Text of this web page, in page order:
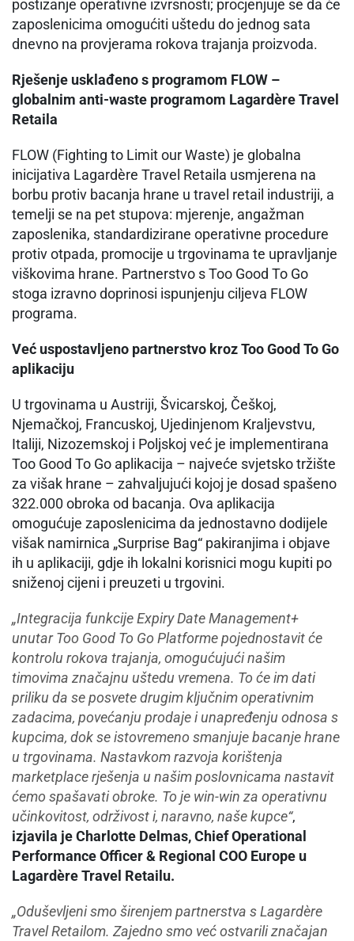
postizanje operativne izvrsnosti; procjenjuje se da će
zaposlenicima omogućiti uštedu do jednog sata
dnevno na provjerama rokova trajanja proizvoda.
Rješenje usklađeno s programom FLOW –
globalnim anti-waste programom Lagardère Travel
Retaila
FLOW (Fighting to Limit our Waste) je globalna
inicijativa Lagardère Travel Retaila usmjerena na
borbu protiv bacanja hrane u travel retail industriji, a
temelji se na pet stupova: mjerenje, angažman
zaposlenika, standardizirane operativne procedure
protiv otpada, promocije u trgovinama te upravljanje
viškovima hrane. Partnerstvo s Too Good To Go
stoga izravno doprinosi ispunjenju ciljeva FLOW
programa.
Već uspostavljeno partnerstvo kroz Too Good To Go
aplikaciju
U trgovinama u Austriji, Švicarskoj, Češkoj,
Njemačkoj, Francuskoj, Ujedinjenom Kraljevstvu,
Italiji, Nizozemskoj i Poljskoj već je implementirana
Too Good To Go aplikacija – najveće svjetsko tržište
za višak hrane – zahvaljujući kojoj je dosad spašeno
322.000 obroka od bacanja. Ova aplikacija
omogućuje zaposlenicima da jednostavno dodijele
višak namirnica „Surprise Bag“ pakiranjima i objave
ih u aplikaciji, gdje ih lokalni korisnici mogu kupiti po
sniženoj cijeni i preuzeti u trgovini.
„Integracija funkcije Expiry Date Management+
unutar Too Good To Go Platforme pojednostavit će
kontrolu rokova trajanja, omogućujući našim
timovima značajnu uštedu vremena. To će im dati
priliku da se posvete drugim ključnim operativnim
zadacima, povećanju prodaje i unapređenju odnosa s
kupcima, dok se istovremeno smanjuje bacanje hrane
u trgovinama. Nastavkom razvoja korištenja
marketplace rješenja u našim poslovnicama nastavit
ćemo spašavati obroke. To je win-win za operativnu
učinkovitost, održivost i, naravno, naše kupce“,
izjavila je Charlotte Delmas, Chief Operational
Performance Officer & Regional COO Europe u
Lagardère Travel Retailu.
„Oduševljeni smo širenjem partnerstva s Lagardère
Travel Retailom. Zajedno smo već ostvarili značajan